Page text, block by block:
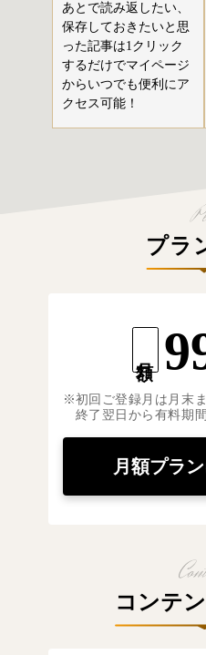
あとで読み返したい、
保存しておきたいと思
った記事は1クリック
するだけでマイページ
からいつでも便利にア
クセス可能！
プラ
初回ご登録月は月末
終了翌日から有料期
月額プラ
コンテ